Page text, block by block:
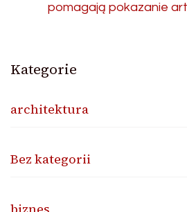
pomagają pokazanie
Kategorie
architektura
Bez kategorii